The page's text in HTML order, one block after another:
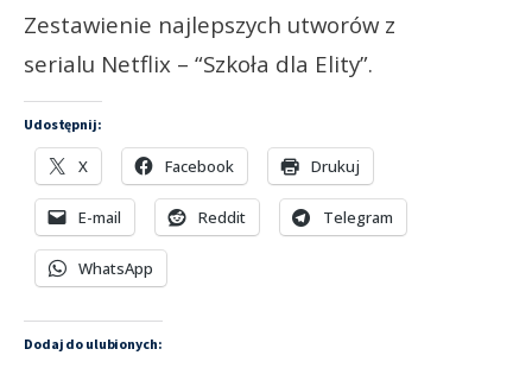
Zestawienie najlepszych utworów z
serialu Netflix – “Szkoła dla Elity”.
Udostępnij:
X Facebook Drukuj
E-mail Reddit Telegram
WhatsApp
Dodaj do ulubionych: